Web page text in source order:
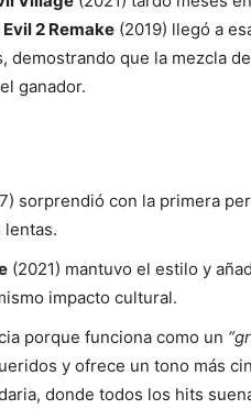
2 Remake (2019) llegó a
demostrando que la mezcla
ganador.
sorprendió con la primera
lentas.
(2021) mantuvo el estilo y
impacto cultural.
porque funciona como un
y ofrece un tono más
donde todos los hits